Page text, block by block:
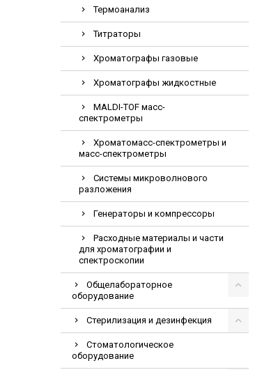
Термоанализ
Титраторы
Хроматографы газовые
Хроматографы жидкостные
MALDI-TOF масс-
спектрометры
Хроматомасс-спектрометры и
масс-спектрометры
Системы микроволнового
разложения
Генераторы и компрессоры
Расходные материалы и части
для хроматографии и
спектроскопии
Общелабораторное
оборудование
Стерилизация и дезинфекция
Стоматологическое
оборудование